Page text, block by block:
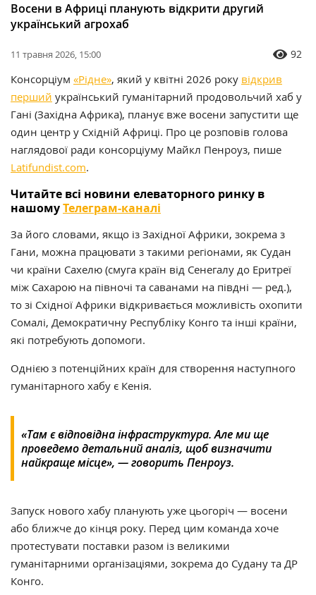
Восени в Африці планують відкрити другий
український агрохаб
11 травня 2026, 15:00 92
Консорціум «Рідне», який у квітні 2026 року відкрив
перший український гуманітарний продовольчий хаб у
Гані (Західна Африка), планує вже восени запустити ще
один центр у Східній Африці. Про це розповів голова
наглядової ради консорціуму Майкл Пенроуз, пише
Latifundist.com.
Читайте всі новини елеваторного ринку в
нашомуТелеграм-каналі
За його словами, якщо із Західної Африки, зокрема з
Гани, можна працювати з такими регіонами, як Судан
чи країни Сахелю (смуга країн від Сенегалу до Еритреї
між Сахарою на півночі та саванами на півдні — ред.),
то зі Східної Африки відкривається можливість охопити
Сомалі, Демократичну Республіку Конго та інші країни,
які потребують допомоги.
Однією з потенційних країн для створення наступного
гуманітарного хабу є Кенія.
«Там є відповідна інфраструктура. Але ми ще
проведемо детальний аналіз, щоб визначити
найкраще місце», — говорить Пенроуз.
Запуск нового хабу планують уже цьогоріч — восени
або ближче до кінця року. Перед цим команда хоче
протестувати поставки разом із великими
гуманітарними організаціями, зокрема до Судану та ДР
Конго.